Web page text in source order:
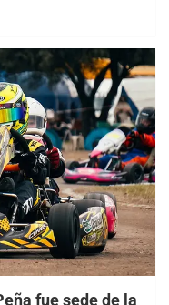
fue sede de la